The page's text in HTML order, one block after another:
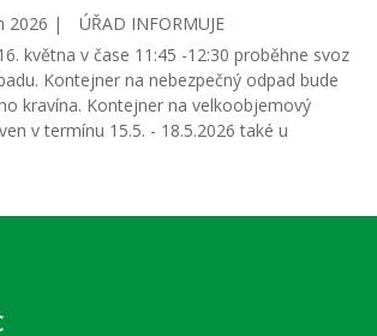
2026 |
ÚŘAD INFORMUJE
května v čase 11:45 -12:30 proběhne svoz
Kontejner na nebezpečný odpad bude
kravína. Kontejner na velkoobjemový
v termínu 15.5. - 18.5.2026 také u